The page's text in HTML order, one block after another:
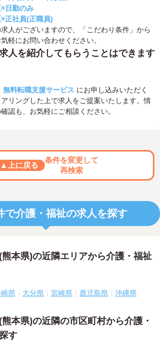
日勤のみ
正社員(正職員)
人がございますので、「こだわり条件」から
軽にお問い合わせください。
人を紹介してもらうことはできます
無料転職支援サービス にお申し込みいただく
リングした上で求人をご提案いたします。情
認も、お気軽にご相談ください。
▲上に戻る
条件を変更して
再検索
で介護・福祉の求人を探す
本県)の近隣エリアから介護・福祉
県 大分県 宮崎県 鹿児島県 沖縄県
本県)の近隣の市区町村から介護・
す